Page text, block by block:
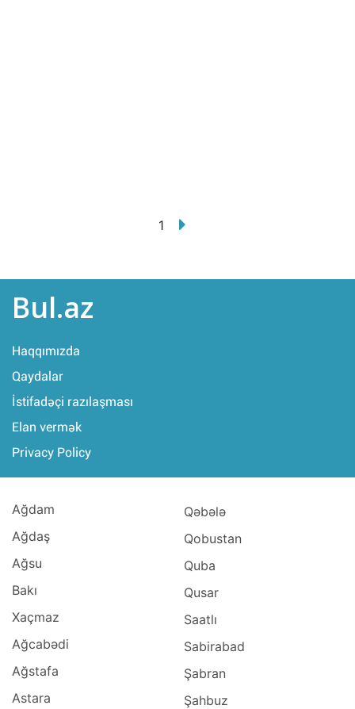
1
Bul.az
Haqqımızda
Qaydalar
İstifadəçi razılaşması
Elan vermək
Privacy Policy
Ağdam
Ağdaş
Ağsu
Bakı
Xaçmaz
Ağcabədi
Ağstafa
Astara
Qəbələ
Qobustan
Quba
Qusar
Saatlı
Sabirabad
Şabran
Şahbuz